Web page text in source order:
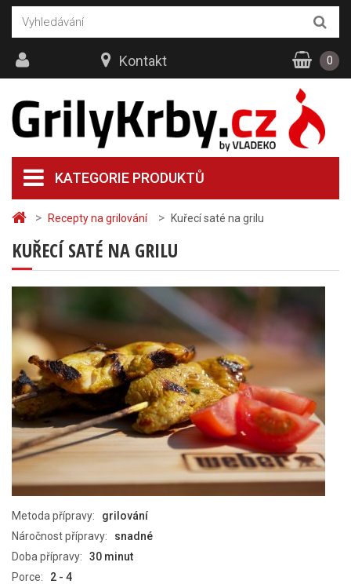
> Recepty na grilování > Kuřecí saté na grilu
KUŘECÍ SATÉ NA GRILU
Metoda přípravy:
grilování
Náročnost přípravy:
snadné
Doba přípravy:
30 minut
Porce:
2 - 4
KATEGORIE PRODUKTŮ
Kontakt 0